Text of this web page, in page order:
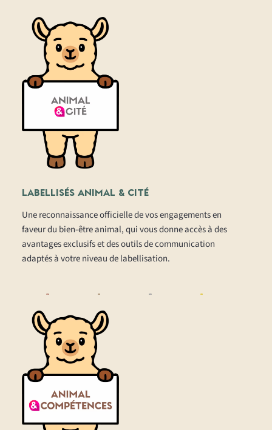
LABELLISÉS ANIMAL & CITÉ
Une reconnaissance officielle de vos engagements en
faveur du bien-être animal, qui vous donne accès à des
avantages exclusifs et des outils de communication
adaptés à votre niveau de labellisation.